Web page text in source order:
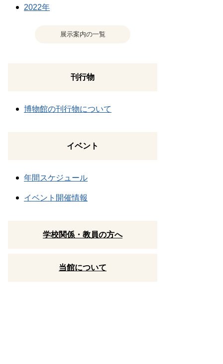
2022年
展示案内の一覧
刊行物
博物館の刊行物について
イベント
年間スケジュール
イベント開催情報
学校関係・教員の方へ
当館について